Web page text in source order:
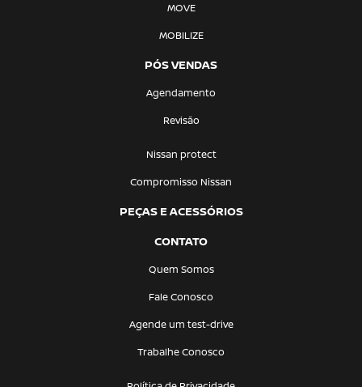
MOVE
MOBILIZE
PÓS VENDAS
Agendamento
Revisão
Nissan protect
Compromisso Nissan
PEÇAS E ACESSÓRIOS
CONTATO
Quem Somos
Fale Conosco
Agende um test-drive
Trabalhe Conosco